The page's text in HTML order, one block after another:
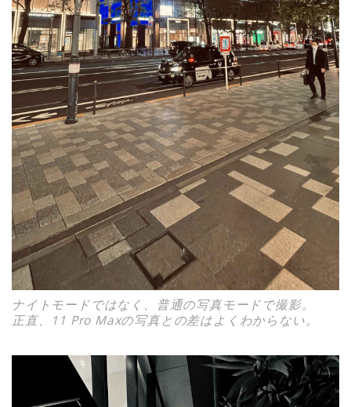
ナイトモードではなく、普通の写真モードで撮影。
正直、11 Pro Maxの写真との差はよくわからない。